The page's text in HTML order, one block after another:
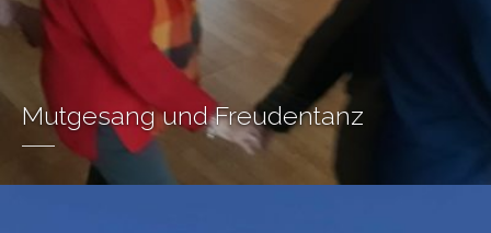
Mutgesang und Freudentanz